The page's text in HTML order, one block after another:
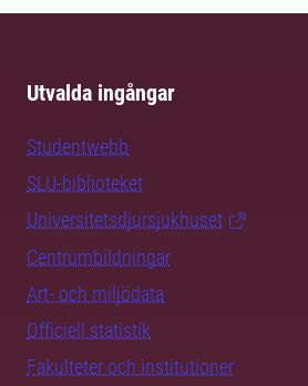
Utvalda ingångar
Studentwebb
SLU-biblioteket
Universitetsdjursjukhuset
Centrumbildningar
Art- och miljödata
Officiell statistik
Fakulteter och institutioner